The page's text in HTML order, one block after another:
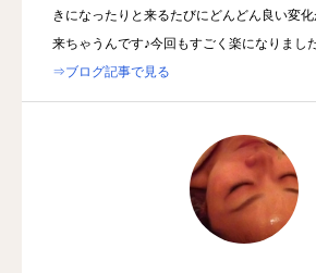
きになったりと来るたびにどんどん良い変
来ちゃうんです♪今回もすごく楽になりまし
⇒ブログ記事で見る